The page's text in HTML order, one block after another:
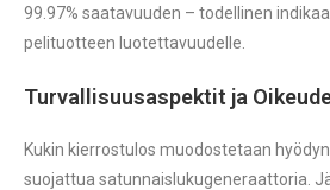
99.97% saatavuuden – todellinen
pelituotteen luotettavuudelle.
Turvallisuusaspektit ja
Kukin kierrostulos muodostetaan
suojattua satunnaislukugeneraattoria.